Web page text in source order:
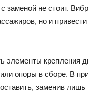
с заменой не стоит.
но и
элементы крепления
опоры в сборе. В
заменив лишь